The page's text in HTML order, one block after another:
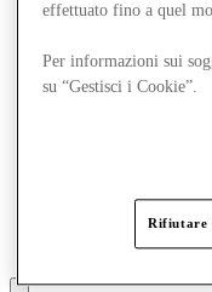
effettuato fino a quel
Per informazioni sui
su “Gestisci i Cookie”.
Rifiutare